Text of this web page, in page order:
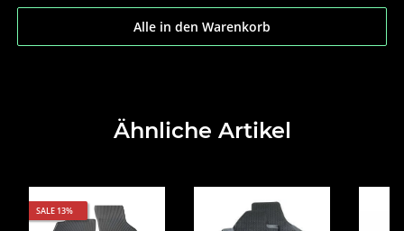
Alle in den Warenkorb
Ähnliche Artikel
SALE 13%